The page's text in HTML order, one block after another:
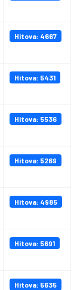
Hitova: 4667
Hitova: 5431
Hitova: 5536
Hitova: 5269
Hitova: 4985
Hitova: 5691
Hitova: 5635